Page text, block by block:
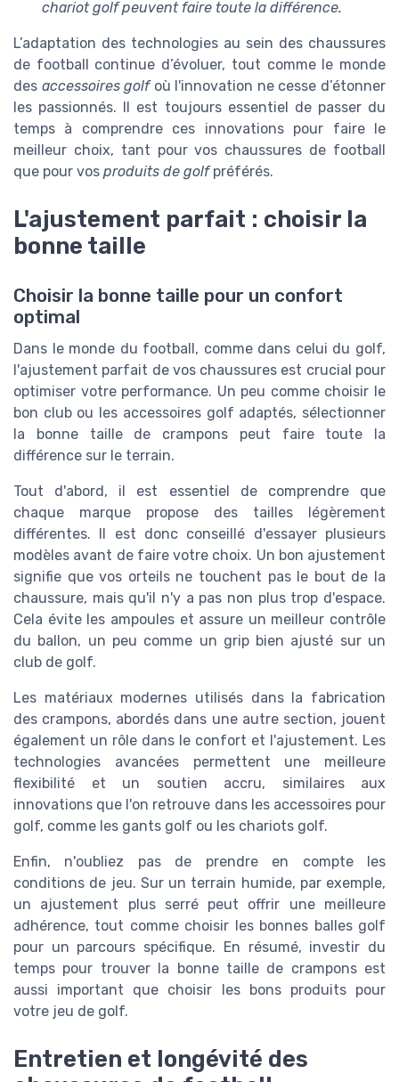
chariot golfpeuvent faire toute la différence.
L’adaptation des technologies au sein des chaussures
de football continue d’évoluer, tout comme le monde
des accessoires golfoù l'innovation ne cesse d’étonner
les passionnés. Il est toujours essentiel de passer du
temps à comprendre ces innovations pour faire le
meilleur choix, tant pour vos chaussures de football
que pour vos produits de golfpréférés.
L'ajustement parfait : choisir la
bonne taille
Choisir la bonne taille pour un confort
optimal
Dans le monde du football, comme dans celui du golf,
l'ajustement parfait de vos chaussures est crucial pour
optimiser votre performance. Un peu comme choisir le
bon club ou les accessoires golf adaptés, sélectionner
la bonne taille de crampons peut faire toute la
différence sur le terrain.
Tout d'abord, il est essentiel de comprendre que
chaque marque propose des tailles légèrement
différentes. Il est donc conseillé d'essayer plusieurs
modèles avant de faire votre choix. Un bon ajustement
signifie que vos orteils ne touchent pas le bout de la
chaussure, mais qu'il n'y a pas non plus trop d'espace.
Cela évite les ampoules et assure un meilleur contrôle
du ballon, un peu comme un grip bien ajusté sur un
club de golf.
Les matériaux modernes utilisés dans la fabrication
des crampons, abordés dans une autre section, jouent
également un rôle dans le confort et l'ajustement. Les
technologies avancées permettent une meilleure
flexibilité et un soutien accru, similaires aux
innovations que l'on retrouve dans les accessoires pour
golf, comme les gants golf ou les chariots golf.
Enfin, n'oubliez pas de prendre en compte les
conditions de jeu. Sur un terrain humide, par exemple,
un ajustement plus serré peut offrir une meilleure
adhérence, tout comme choisir les bonnes balles golf
pour un parcours spécifique. En résumé, investir du
temps pour trouver la bonne taille de crampons est
aussi important que choisir les bons produits pour
votre jeu de golf.
Entretien et longévité des